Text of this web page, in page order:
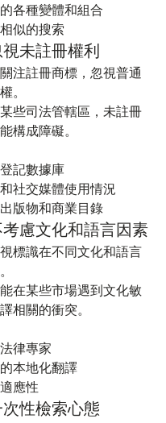
各種變體和組合
似的搜索
未註冊權利
注註冊商標，忽視普通
。
某些司法管轄區，未註冊
構成障礙。
記數據庫
社交媒體使用情況
版物和商業目錄
慮文化和語言因素
標識在不同文化和語言
能在某些市場遇到文化敏
相關的衝突。
律專家
本地化翻譯
應性
性檢索心態